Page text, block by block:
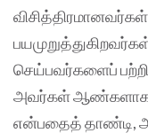
செய்பவர்களைப்
அவர்கள் ஆண்களாக
என்பதைத் தாண்டி,